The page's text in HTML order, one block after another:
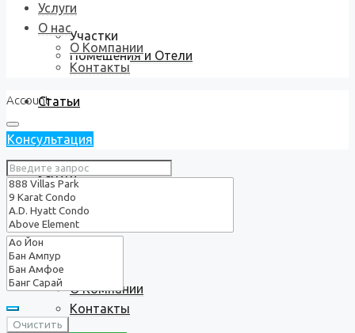
Участки
Помещения и Отели
Статьи
Услуги
О нас
О Компании
Контакты
Услуги
О нас
О Компании
Контакты
Account
Консультация
Очистить